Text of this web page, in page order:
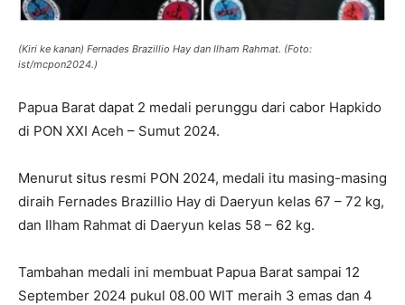
(Kiri ke kanan) Fernades Brazillio Hay dan Ilham Rahmat. (Foto:
ist/mcpon2024.)
Papua Barat dapat 2 medali perunggu dari cabor Hapkido
di PON XXI Aceh – Sumut 2024.
Menurut situs resmi PON 2024, medali itu masing-masing
diraih Fernades Brazillio Hay di Daeryun kelas 67 – 72 kg,
dan Ilham Rahmat di Daeryun kelas 58 – 62 kg.
Tambahan medali ini membuat Papua Barat sampai 12
September 2024 pukul 08.00 WIT meraih 3 emas dan 4